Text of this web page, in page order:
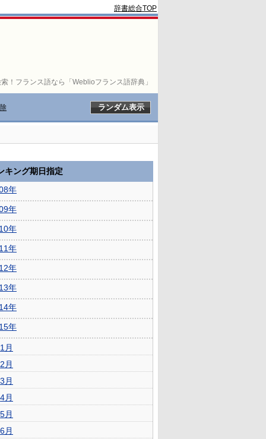
！フランス語なら「Weblioフランス語辞典」
辞書総合TOP
キング期日指定
年
年
年
年
年
年
年
年
1月
2月
3月
4月
5月
6月